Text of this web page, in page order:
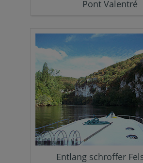
Pont Valentré
Entlang schroffer